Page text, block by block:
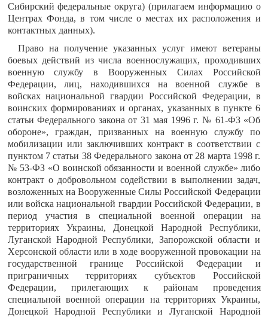
Сибирский федеральные округа) (прилагаем информацию о
Центрах Фонда, в том числе о местах их расположения и
контактных данных).
Право на получение указанных услуг имеют ветераны
боевых действий из числа военнослужащих, проходивших
военную службу в Вооруженных Силах Российской
Федерации, лиц, находившихся на военной службе в
войсках национальной гвардии Российской Федерации, в
воинских формированиях и органах, указанных в пункте 6
статьи Федерального закона от 31 мая 1996 г. № 61-ФЗ «Об
обороне», граждан, призванных на военную службу по
мобилизации или заключивших контракт в соответствии с
пунктом 7 статьи 38 Федерального закона от 28 марта 1998 г.
№ 53-ФЗ «О воинской обязанности и военной службе» либо
контракт о добровольном содействии в выполнении задач,
возложенных на Вооруженные Силы Российской Федерации
или войска национальной гвардии Российской Федерации, в
период участия в специальной военной операции на
территориях Украины, Донецкой Народной Республики,
Луганской Народной Республики, Запорожской области и
Херсонской области или в ходе вооруженной провокации на
государственной границе Российской Федерации и
приграничных территориях субъектов Российской
Федерации, прилегающих к районам проведения
специальной военной операции на территориях Украины,
Донецкой Народной Республики и Луганской Народной